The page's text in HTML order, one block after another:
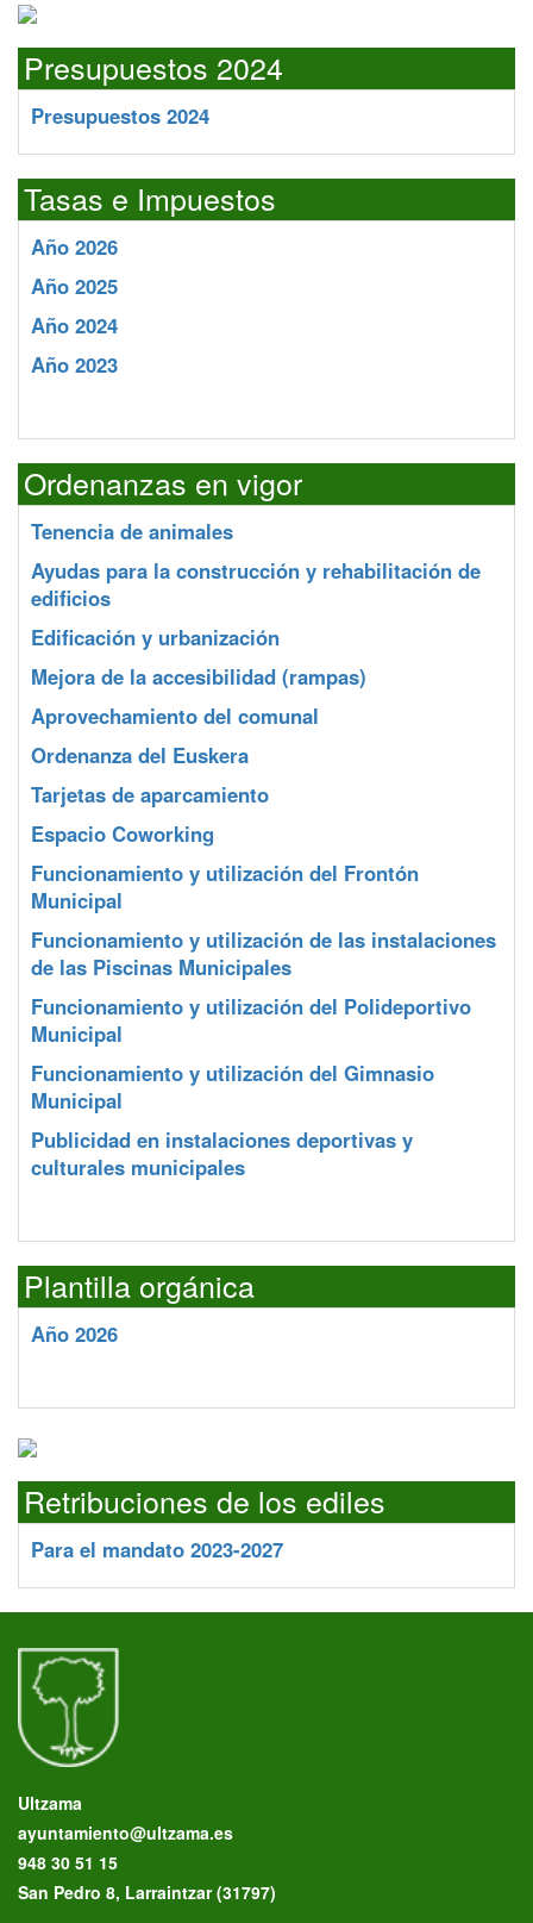
Presupuestos 2024
Presupuestos 2024
Tasas e Impuestos
Año 2026
Año 2025
Año 2024
Año 2023
Ordenanzas en vigor
Tenencia de animales
Ayudas para la construcción y rehabilitación de
edificios
Edificación y urbanización
Mejora de la accesibilidad (rampas)
Aprovechamiento del comunal
Ordenanza del Euskera
Tarjetas de aparcamiento
Espacio Coworking
Funcionamiento y utilización del Frontón
Municipal
Funcionamiento y utilización de las instalaciones
de las Piscinas Municipales
Funcionamiento y utilización del Polideportivo
Municipal
Funcionamiento y utilización del Gimnasio
Municipal
Publicidad en instalaciones deportivas y
culturales municipales
Plantilla orgánica
Año 2026
Retribuciones de los ediles
Para el mandato 2023-2027
Ultzama
ayuntamiento@ultzama.es
948 30 51 15
San Pedro 8, Larraintzar (31797)